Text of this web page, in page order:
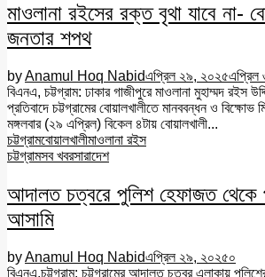
মাওলানা রইসের রক্ত বৃথা যাবে না-
জনতার শপথ
byAnamul Hoq Nabidএপ্রিল ২৯, ২০২৫এপ্রিল
বিএনএ, চট্টগ্রাম: ঢাকার গাজীপুরে মাওলানা মুহাম্মদ রইস
প্রতিবাদে চট্টগ্রামের বোয়ালখালীতে মানববন্ধন ও বিক্ষোভ
মঙ্গলবার (২৯ এপ্রিল) বিকেল ৪টায় বোয়ালখালী...
চট্টগ্রামবোয়ালখালীমাওলানা রইস
চট্টগ্রামসব খবরসারাদেশ
আদালত চত্বরে পুলিশ হেফাজত থেকে
আসামি
byAnamul Hoq Nabidএপ্রিল ২৯, ২০২৫০
বিএনএ,চট্টগ্রাম: চট্টগ্রামের আদালত চত্বর এলাকায়